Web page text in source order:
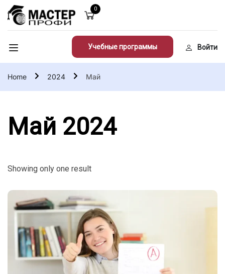
0
Учебные программы Войти
Home 2024 Май
Май 2024
Showing only one result